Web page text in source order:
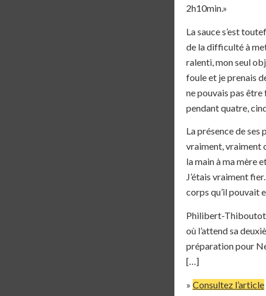
2h10min.»
La sauce s’est
de la difficulté à
ralenti, mon seul
foule et je prenais
ne pouvais pas être
pendant quatre,
La présence de ses
vraiment, vraiment
la main à ma mère
J’étais vraiment
corps qu’il pouvait
Philibert-Thiboutot
où l’attend sa
préparation pour
[…]
» Consultez l’article